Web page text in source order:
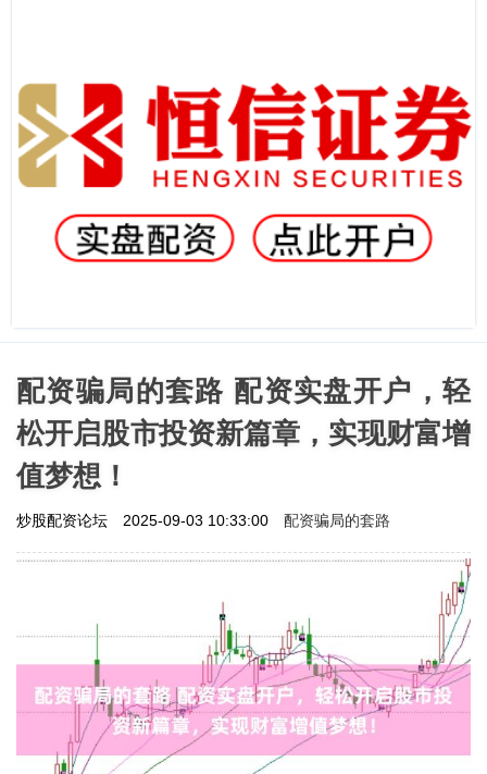
配资骗局的套路 配资实盘开户，轻
松开启股市投资新篇章，实现财富增
值梦想！
炒股配资论坛 2025-09-03 10:33:00 配资骗局的套路